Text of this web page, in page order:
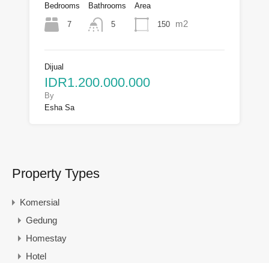
Bedrooms
7
Bathrooms
5
Area
150 m2
Dijual
IDR1.200.000.000
By
Esha Sa
Property Types
Komersial
Gedung
Homestay
Hotel